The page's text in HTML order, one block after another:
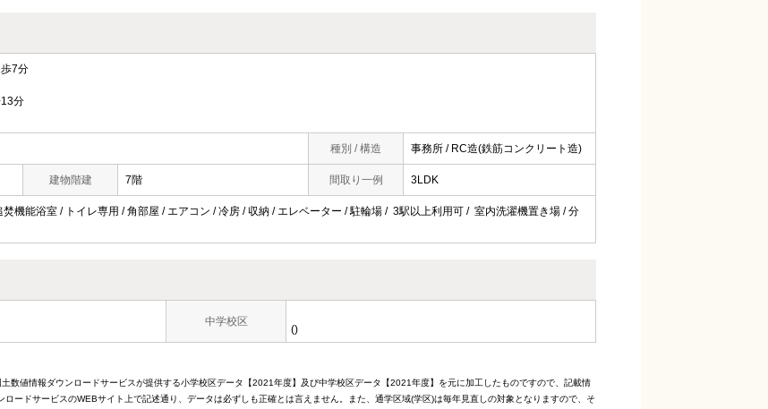
7分
分
種別 / 構造 事務所 / RC造(鉄筋コンクリート造)
建物階建 7階 間取り一例 3LDK
機能浴室 / トイレ専用 / 角部屋 / エアコン / 冷房 / 収納 / エレベーター / 駐輪場 / 3駅以上利用可 / 室内洗濯機置き場 / 分
中学校区
()
数値情報ダウンロードサービスが提供する小学校区データ【2021年度】及び中学校区データ【2021年度】を元に加工したものですので、記載情
ードサービスのWEBサイト上で記述通り、データは必ずしも正確とは言えません。また、通学区域(学区)は毎年見直しの対象となりますので、そ